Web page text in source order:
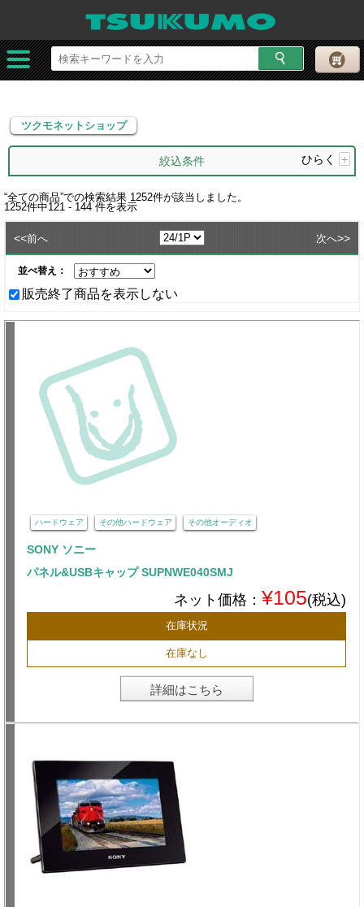
ツクモネットショップ
ツクモネットショップ
絞込条件 ひらく +
“全ての商品”での検索結果 1252件が該当しました。
1252件中121 - 144 件を表示
<<前へ 次へ>>
並べ替え：
販売終了商品を表示しない
ハードウェア その他ハードウェア その他オーディオ
SONY ソニー
パネル&USBキャップ SUPNWE040SMJ
ネット価格： ¥105(税込)
在庫状況
在庫なし
詳細はこちら